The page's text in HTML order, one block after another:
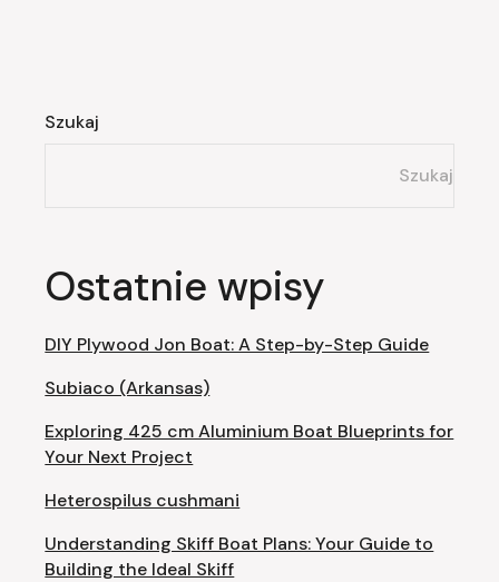
Szukaj
Szukaj
Ostatnie wpisy
DIY Plywood Jon Boat: A Step-by-Step Guide
Subiaco (Arkansas)
Exploring 425 cm Aluminium Boat Blueprints for
Your Next Project
Heterospilus cushmani
Understanding Skiff Boat Plans: Your Guide to
Building the Ideal Skiff